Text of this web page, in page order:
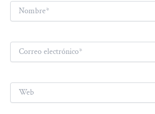
Nombre*
Correo
electrónico*
Web